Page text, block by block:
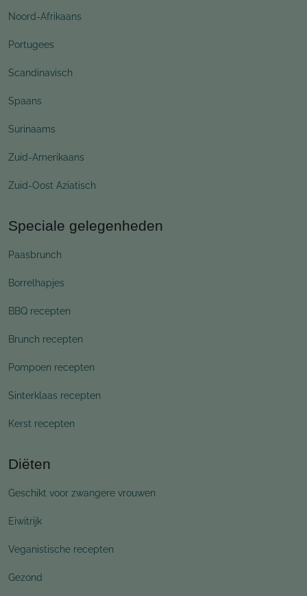
Noord-Afrikaans
Portugees
Scandinavisch
Spaans
Surinaams
Zuid-Amerikaans
Zuid-Oost Aziatisch
Speciale gelegenheden
Paasbrunch
Borrelhapjes
BBQ recepten
Brunch recepten
Pompoen recepten
Sinterklaas recepten
Kerst recepten
Diëten
Geschikt voor zwangere vrouwen
Eiwitrijk
Veganistische recepten
Gezond